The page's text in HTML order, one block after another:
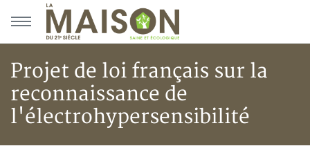
Aller au menu principal
Aller au contenu principal
Projet de loi français sur la
reconnaissance de
l'électrohypersensibilité